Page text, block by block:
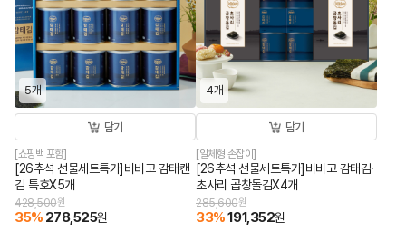
5개
담기
[쇼핑백 포함]
[26추석 선물세트특가]비비고 감태캔
김 특호X5개
428,500원
35% 278,525원
4개
담기
[일체형 손잡이]
[26추석 선물세트특가]비비고 감태김·
초사리 곱창돌김X4개
285,600원
33%191,352원